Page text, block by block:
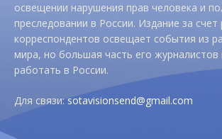
освещении нарушения прав человека и
преследовании в России. Издание за счет
корреспондентов освещает события из
мира, но большая часть его
работать в России.
Для связи:sotavisionsend@gmail.com